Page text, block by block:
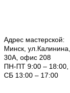
Адрес мастерской:
Минск, ул.Калинина,
30А, офис 208
ПН-ПТ 9:00 – 18:00,
СБ 13:00 – 17:00